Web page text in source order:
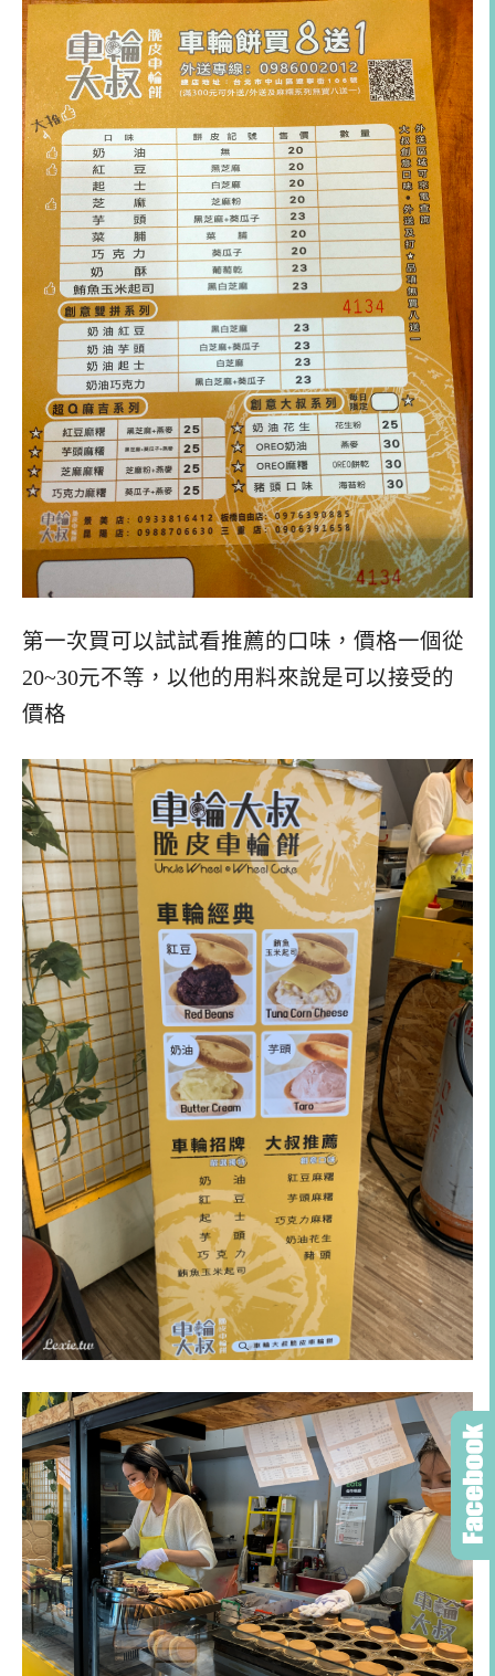
第一次買可以試試看推薦的口味，價格一個從
20~30元不等，以他的用料來說是可以接受的
價格